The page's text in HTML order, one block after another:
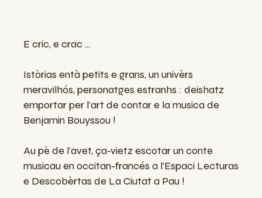
E cric, e crac ...
Istòrias entà petits e grans, un univèrs
meravilhós, personatges estranhs : deishatz
emportar per l'art de contar e la musica de
Benjamin Bouyssou !
Au pè de l'avet, ça-vietz escotar un conte
musicau en occitan-francés a l'Espaci Lecturas
e Descobèrtas de La Ciutat a Pau !